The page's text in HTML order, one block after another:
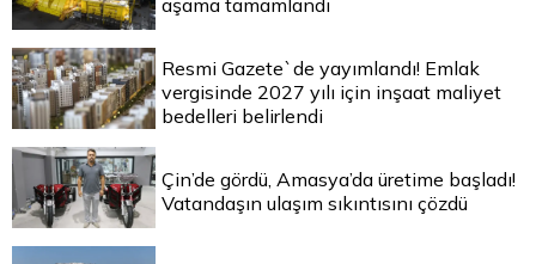
Resmi Gazete`de yayımlandı! Emlak
vergisinde 2027 yılı için inşaat maliyet
bedelleri belirlendi
Çin’de gördü, Amasya’da üretime başladı!
Vatandaşın ulaşım sıkıntısını çözdü